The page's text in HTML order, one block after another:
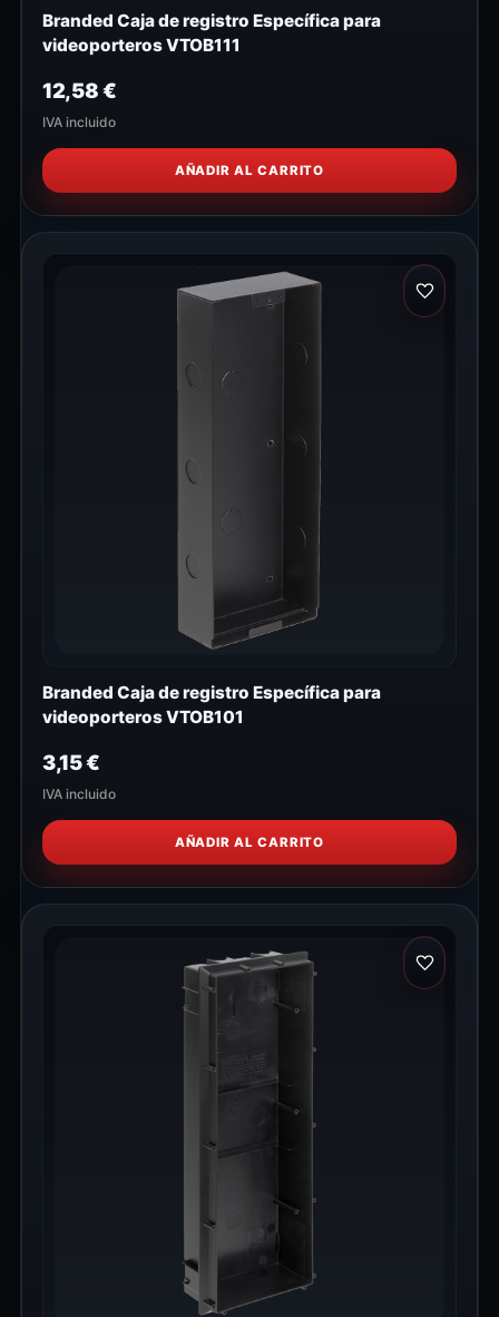
Branded Caja de registro Específica para
videoporteros VTOB111
12,58€
IVA incluido
AÑADIR AL CARRITO
Branded Caja de registro Específica para
videoporteros VTOB101
3,15€
IVA incluido
AÑADIR AL CARRITO